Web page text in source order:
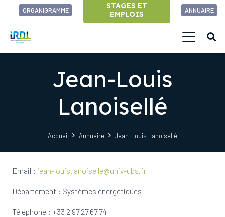
ORGANIGRAMME
STAGES ET
EMPLOIS
ANNUAIRE
Jean-Louis
Lanoisellé
Accueil Annuaire Jean-Louis Lanoisellé
Email : jean-louis.lanoiselle@univ-ubs.fr
Département : Systèmes énergétiques
Téléphone : +33 2 97 27 67 74